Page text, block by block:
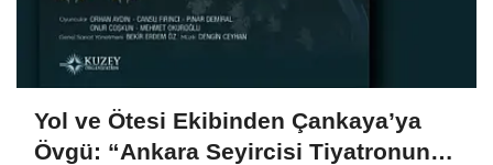
Yol ve Ötesi Ekibinden Çankaya’ya
Övgü: “Ankara Seyircisi Tiyatronun